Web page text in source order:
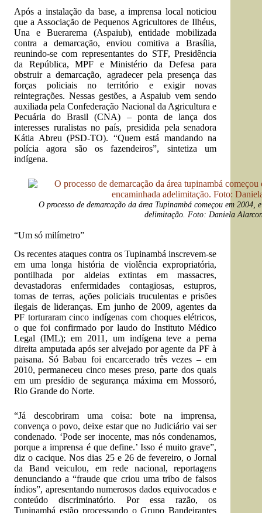
Após a instalação da base, a imprensa local noticiou
que a Associação de Pequenos Agricultores de Ilhéus,
Una e Buerarema (Aspaiub), entidade mobilizada
contra a demarcação, enviou comitiva a Brasília,
reunindo-se com representantes do STF, Presidência
da República, MPF e Ministério da Defesa para
obstruir a demarcação, agradecer pela presença das
forças policiais no território e exigir novas
reintegrações. Nessas gestões, a Aspaiub vem sendo
auxiliada pela Confederação Nacional da Agricultura e
Pecuária do Brasil (CNA) – ponta de lança dos
interesses ruralistas no país, presidida pela senadora
Kátia Abreu (PSD-TO). “Quem está mandando na
polícia agora são os fazendeiros”, sintetiza um
indígena.
O processo de demarcação da área Tupinambá começou em 2004,
delimitação. Foto: Daniela
“Um só milímetro”
Os recentes ataques contra os Tupinambá inscrevem-se
em uma longa história de violência expropriatória,
pontilhada por aldeias extintas em massacres,
devastadoras enfermidades contagiosas, estupros,
tomas de terras, ações policiais truculentas e prisões
ilegais de lideranças. Em junho de 2009, agentes da
PF torturaram cinco indígenas com choques elétricos,
o que foi confirmado por laudo do Instituto Médico
Legal (IML); em 2011, um indígena teve a perna
direita amputada após ser alvejado por agente da PF à
paisana. Só Babau foi encarcerado três vezes – em
2010, permaneceu cinco meses preso, parte dos quais
em um presídio de segurança máxima em Mossoró,
Rio Grande do Norte.
“Já descobriram uma coisa: bote na imprensa,
convença o povo, deixe estar que no Judiciário vai ser
condenado. ‘Pode ser inocente, mas nós condenamos,
porque a imprensa é que define.’ Isso é muito grave”,
diz o cacique. Nos dias 25 e 26 de fevereiro, o Jornal
da Band veiculou, em rede nacional, reportagens
denunciando a “fraude que criou uma tribo de falsos
índios”, apresentando numerosos dados equivocados e
conteúdo discriminatório. Por essa razão, os
Tupinambá estão processando o Grupo Bandeirantes